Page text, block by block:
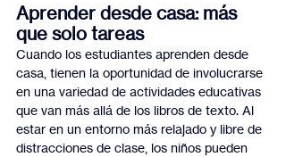
Aprender desde casa: más
que solo tareas
Cuando los estudiantes aprenden desde
casa, tienen la oportunidad de involucrarse
en una variedad de actividades educativas
que van más allá de los libros de texto. Al
estar en un entorno más relajado y libre de
distracciones de clase, los niños pueden